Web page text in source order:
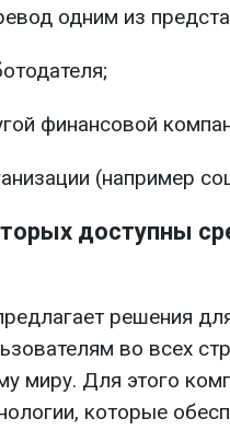
одним из
финансовой
(например
доступны
решения
во всех
миру. Для этого
которые